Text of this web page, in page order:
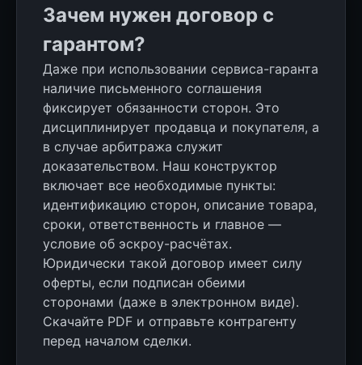
Зачем нужен договор с
гарантом?
Даже при использовании сервиса-гаранта
наличие письменного соглашения
фиксирует обязанности сторон. Это
дисциплинирует продавца и покупателя, а
в случае арбитража служит
доказательством. Наш конструктор
включает все необходимые пункты:
идентификацию сторон, описание товара,
сроки, ответственность и главное —
условие об эскроу-расчётах.
Юридически такой договор имеет силу
оферты, если подписан обеими
сторонами (даже в электронном виде).
Скачайте PDF и отправьте контрагенту
перед началом сделки.